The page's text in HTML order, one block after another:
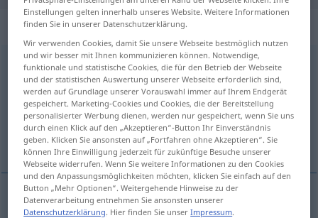
„Niederschlag“: Maskulinum
Niederschlagm <Niederschlag(e)s;-schläge >
Übersicht aller Übersetzungen
(Für mehr Details die Übersetzung anklicken/antippen)
precipitado
Beispiele
Einstellungen gelten innerhalb unseres Website. Weitere Informationen
finden Sie in unserer Datenschutzerklärung.
Wir verwenden Cookies, damit Sie unsere Webseite bestmöglich nutzen
und wir besser mit Ihnen kommunizieren können. Notwendige,
funktionale und statistische Cookies, die für den Betrieb der Webseite
und der statistischen Auswertung unserer Webseite erforderlich sind,
werden auf Grundlage unserer Vorauswahl immer auf Ihrem Endgerät
gespeichert. Marketing-Cookies und Cookies, die der Bereitstellung
personalisierter Werbung dienen, werden nur gespeichert, wenn Sie uns
durch einen Klick auf den „Akzeptieren“-Button Ihr Einverständnis
geben. Klicken Sie ansonsten auf „Fortfahren ohne Akzeptieren“. Sie
können Ihre Einwilligung jederzeit für zukünftige Besuche unserer
Webseite widerrufen. Wenn Sie weitere Informationen zu den Cookies
und den Anpassungsmöglichkeiten möchten, klicken Sie einfach auf den
Button „Mehr Optionen“. Weitergehende Hinweise zu der
Datenverarbeitung entnehmen Sie ansonsten unserer
Datenschutzerklärung. Hier finden Sie unserImpressum.